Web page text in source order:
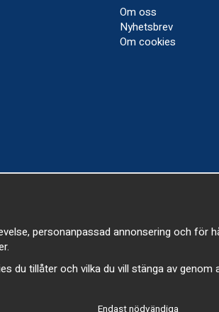
Om oss
Nyhetsbrev
Om cookies
personanpassad annonsering och för
du tillåter och vilka du vill stänga av genom
Endast nödvändiga